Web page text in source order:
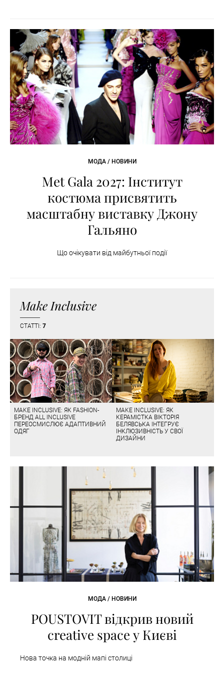
МОДА / НОВИНИ
Met Gala 2027: Інститут
костюма присвятить
масштабну виставку Джону
Гальяно
Що очікувати від майбутньої події
Make Inclusive
СТАТТІ: 7
MAKE INCLUSIVE: ЯК FASHION-
БРЕНД ALL INCLUSIVE
ПЕРЕОСМИСЛЮЄ АДАПТИВНИЙ
ОДЯГ
MAKE INCLUSIVE: ЯК
КЕРАМІСТКА ВІКТОРІЯ
БЕЛЯВСЬКА ІНТЕГРУЄ
ІНКЛЮЗИВНІСТЬ У СВОЇ
ДИЗАЙНИ
МОДА / НОВИНИ
POUSTOVIT відкрив новий
creative space у Києві
Нова точка на модній мапі столиці